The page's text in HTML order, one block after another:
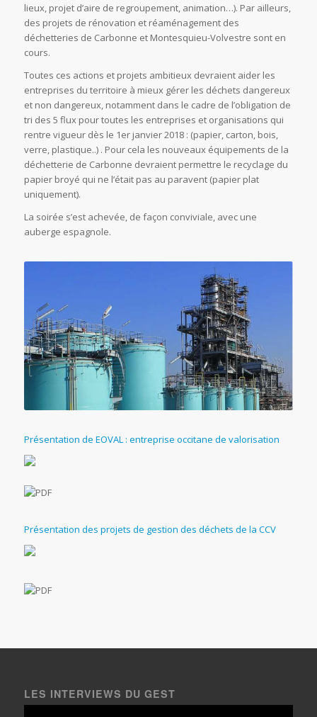
lieux, projet d’aire de regroupement, animation…). Par ailleurs,
des projets de rénovation et réaménagement des
déchetteries de Carbonne et Montesquieu-Volvestre sont en
cours.
Toutes ces actions et projets ambitieux devraient aider les
entreprises du territoire à mieux gérer les déchets dangereux
et non dangereux, notamment dans le cadre de l’obligation de
tri des 5 flux pour toutes les entreprises et organisations qui
rentre vigueur dès le 1er janvier 2018 : (papier, carton, bois,
verre, plastique..) . Pour cela les nouveaux équipements de la
déchetterie de Carbonne devraient permettre le recyclage du
papier broyé qui ne l’était pas au paravent (papier plat
uniquement).
La soirée s’est achevée, de façon conviviale, avec une
auberge espagnole.
Présentation de EOVAL : entreprise occitane de valorisation
Présentation des projets de gestion des déchets de la CCV
LES INTERVIEWS DU GEST